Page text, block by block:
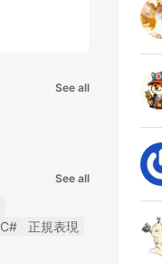
See all
See all
C#
正規表現